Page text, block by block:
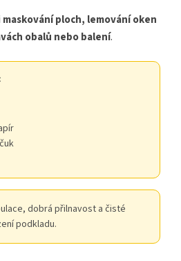
maskování ploch, lemování oken
obalů nebo balení.
dobrá přilnavost a čisté
podkladu.